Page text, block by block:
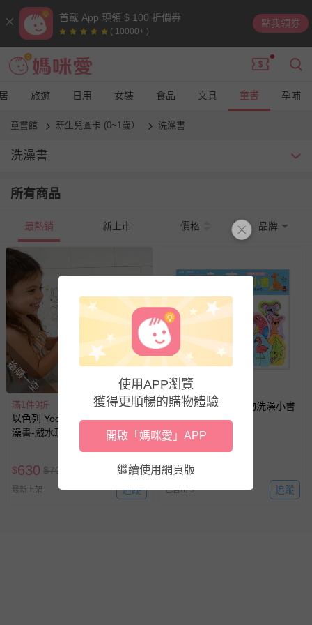
首載 App 現領 $ 100 折價券
( 10000+ )
點我領券
旅遊 日用 女裝 食品 文具 童書 孕哺
童書館 新生兒圖卡 (0~1歲） 洗澡書
洗澡書
澡書陪伴她，讓洗澡也變得很好玩，防水設計的洗澡書，可當寶寶
所有商品
最熱銷 新上市 價格 品牌
搶購一空
滿1件9折
以色列 Yookidoo - 神奇水畫洗
澡書-戲水玩具
$630 $700
最新上架 追蹤
搶購一空
可愛動物洗澎澎-動物洗澡小書
$124
已售出 9 追蹤
使用APP瀏覽
獲得更順暢的購物體驗
開啟「媽咪愛」APP
繼續使用網頁版